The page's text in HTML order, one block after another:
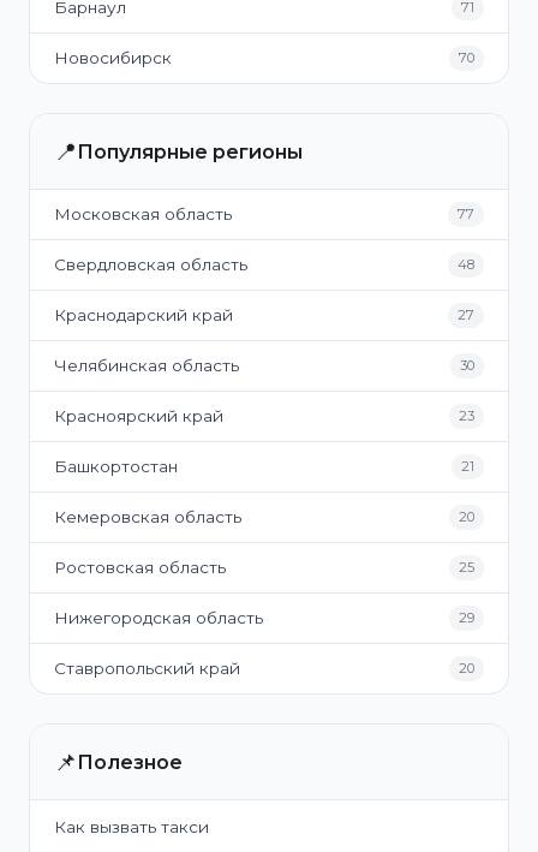
Барнаул 71
Новосибирск 70
📍 Популярные регионы
Московская область 77
Свердловская область 48
Краснодарский край 27
Челябинская область 30
Красноярский край 23
Башкортостан 21
Кемеровская область 20
Ростовская область 25
Нижегородская область 29
Ставропольский край 20
📌 Полезное
Как вызвать такси